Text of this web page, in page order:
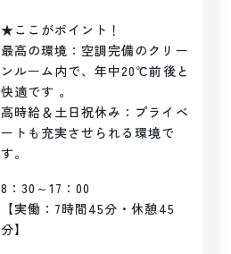
★ここがポイント！
最高の環境：空調完備のクリー
ンルーム内で、年中20℃前後と
快適です 。
高時給＆土日祝休み：プライベ
ートも充実させられる環境で
す。
8：30～17：00
【実働：7時間45分・休憩45
分】